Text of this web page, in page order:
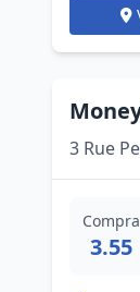
3 Rue
Compra
3.55